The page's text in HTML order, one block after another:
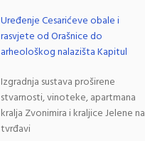
Uređenje Cesarićeve obale i
rasvjete od Orašnice do
arheološkog nalazišta Kapitul
Izgradnja sustava proširene
stvarnosti, vinoteke, apartmana
kralja Zvonimira i kraljice Jelene na
tvrđavi